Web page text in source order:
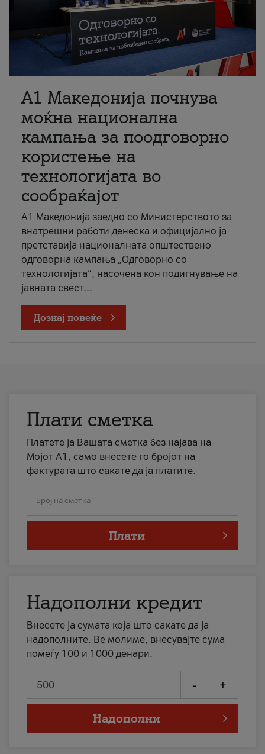
A1 Македонија почнува
моќна национална
кампања за поодговорно
користење на
технологијата во
сообраќајот
A1 Македонија заедно со Министерството за
внатрешни работи денеска и официјално ја
претставија националната општествено
одговорна кампања „Одговорно со
технологијата“, насочена кон подигнување на
јавната свест...
Дознај повеќе
Плати сметка
Платете ја Вашата сметка без најава на
Мојот А1, само внесете го бројот на
фактурата што сакате да ја платите.
Број на сметка
Плати
Надополни кредит
Внесете ја сумата која што сакате да ја
надополните. Ве молиме, внесувајте сума
помеѓу 100 и 1000 денари.
- +
Надополни